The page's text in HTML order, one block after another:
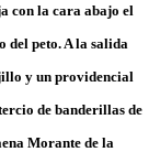
con la cara abajo el
del peto. A la salida
y un providencial
de banderillas de
Morante de la